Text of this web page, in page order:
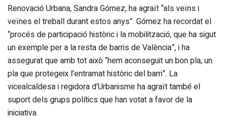
Renovació Urbana, Sandra Gómez, ha agraït “als veïns i
veïnes el treball durant estos anys”. Gómez ha recordat el
“procés de participació històric i la mobilització, que ha sigut
un exemple per a la resta de barris de València”, i ha
assegurat que amb tot això “hem aconseguit un bon pla, un
pla que protegeix l’entramat històric del barri”. La
vicealcaldesa i regidora d’Urbanisme ha agraït també el
suport dels grups polítics que han votat a favor de la
iniciativa.